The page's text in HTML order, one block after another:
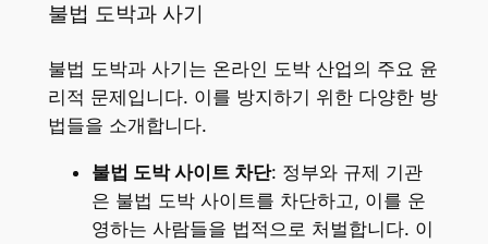
불법 도박과 사기
불법 도박과 사기는 온라인 도박 산업의 주요 윤
리적 문제입니다. 이를 방지하기 위한 다양한 방
법들을 소개합니다.
불법 도박 사이트 차단: 정부와 규제 기관
은 불법 도박 사이트를 차단하고, 이를 운
영하는 사람들을 법적으로 처벌합니다. 이